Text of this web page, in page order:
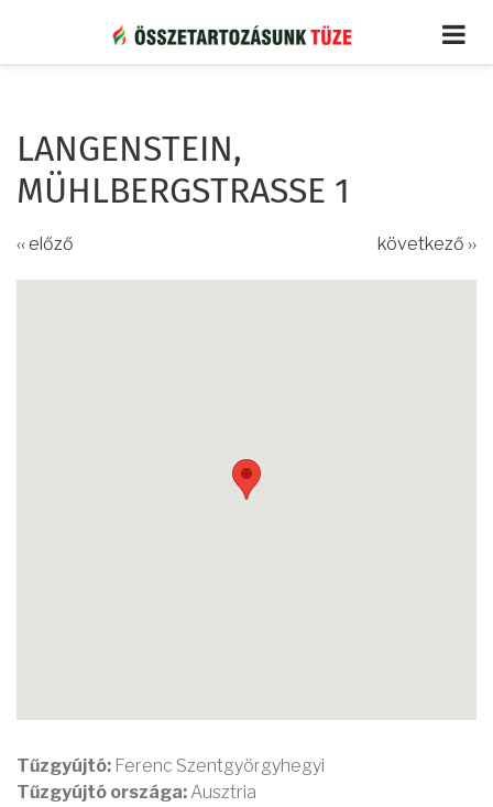
tartalomra
LANGENSTEIN,
MÜHLBERGSTRASSE 1
‹‹ előző következő ››
Tűzgyújtó: Ferenc Szentgyörgyhegyi
Tűzgyújtó országa: Ausztria